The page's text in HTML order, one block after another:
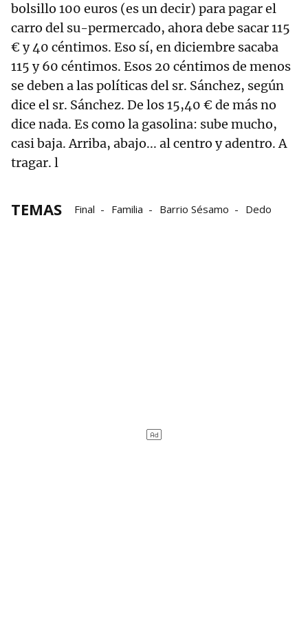
bolsillo 100 euros (es un decir) para pagar el
carro del su-permercado, ahora debe sacar 115
€ y 40 céntimos. Eso sí, en diciembre sacaba
115 y 60 céntimos. Esos 20 céntimos de menos
se deben a las políticas del sr. Sánchez, según
dice el sr. Sánchez. De los 15,40 € de más no
dice nada. Es como la gasolina: sube mucho,
casi baja. Arriba, abajo... al centro y adentro. A
tragar. l
TEMAS Final Familia Barrio Sésamo Dedo